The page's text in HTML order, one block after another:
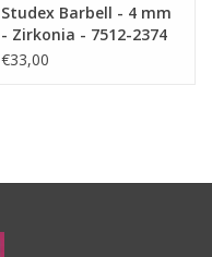
Studex Barbell - 4 mm
- Zirkonia - 7512-2374
(183)
€33,00